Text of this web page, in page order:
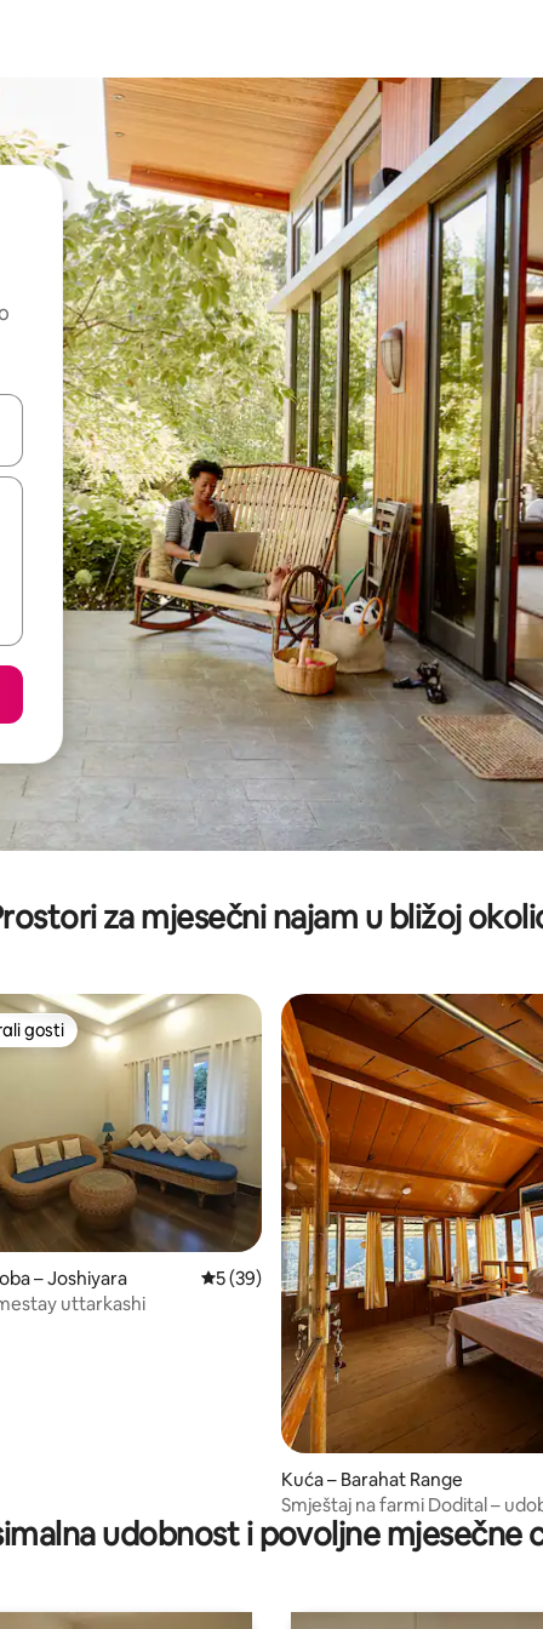
koristeći se strelicama prema gore i prema dolje, kao i dodirom
za mjesečni najam u bližoj
recenzija: 21
rangiranima s oznakom „Odabrali gosti”
gosti
– Joshiyara Prosječna ocjena: 5/5, recenzija: 39
5 (39)
uttarkashi
Kuća – Barahat Range
Smještaj na farmi Dodital –
planinska kuća od drva
udobnost i povoljne mjesečne